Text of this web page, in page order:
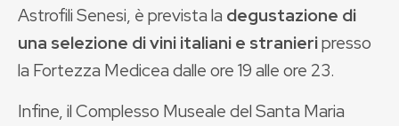
Astrofili Senesi, è prevista la degustazione di
una selezione di vini italiani e stranieripresso
la Fortezza Medicea dalle ore 19 alle ore 23.
Infine, il Complesso Museale del Santa Maria